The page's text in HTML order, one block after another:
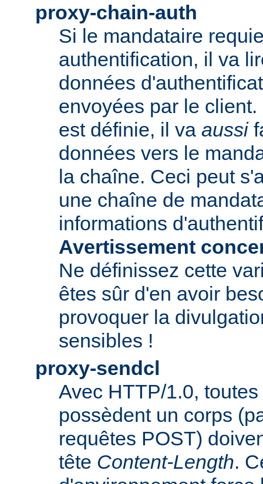
proxy-chain-auth
Si le mandataire
authentification, il va
données
envoyées par le
est définie, il va aussi
données vers le
la chaîne. Ceci peut
une chaîne de
informations
Avertissement
Ne définissez cette
êtes sûr d'en avoir
provoquer la
sensibles !
proxy-sendcl
Avec HTTP/1.0,
possèdent un corps
requêtes POST)
tête Content-Length.